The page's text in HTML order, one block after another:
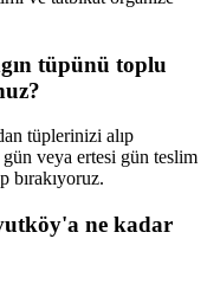
tüpünü toplu
tüplerinizi alıp
veya ertesi gün teslim
bırakıyoruz.
ne kadar